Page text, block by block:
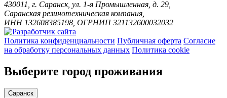
430011, г. Саранск, ул. 1-я Промышленная, д. 29,
Саранская резинотехническая компания,
ИНН 132608385198, ОГРНИП 321132600032032
Политика конфиденциальности Публичная оферта Согласие
на обработку персональных данных Политика cookie
Выберите город проживания
Саранск